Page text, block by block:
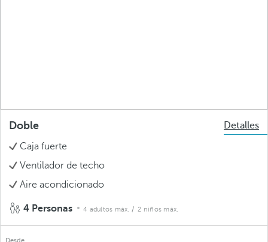
Doble
Detalles
Caja fuerte
Ventilador de techo
Aire acondicionado
4 Personas 4 adultos máx. / 2 niños máx.
Desde